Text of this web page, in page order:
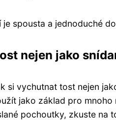
je spousta a jednoduché
nejen jako
si vychutnat tost nejen
jako základ pro
pochoutky, zkuste